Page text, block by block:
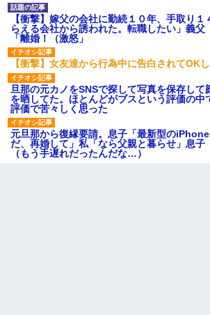
【衝撃】嫁父の会社に勤続１０年、手取り
らえる会社から誘われた。転職したい」義父
「離婚！（激怒」
【衝撃】女友達から行為中に告白されてOK
旦那の元カノをSNSで探して写真を保存して
を晒してた。ほとんどがブスという評価の中
評価で苦々しく思った
元旦那から復縁要請。息子「最新型の
だ、再婚して」私「なら父親と暮らせ」息子
（もう手遅れだったんだな…）